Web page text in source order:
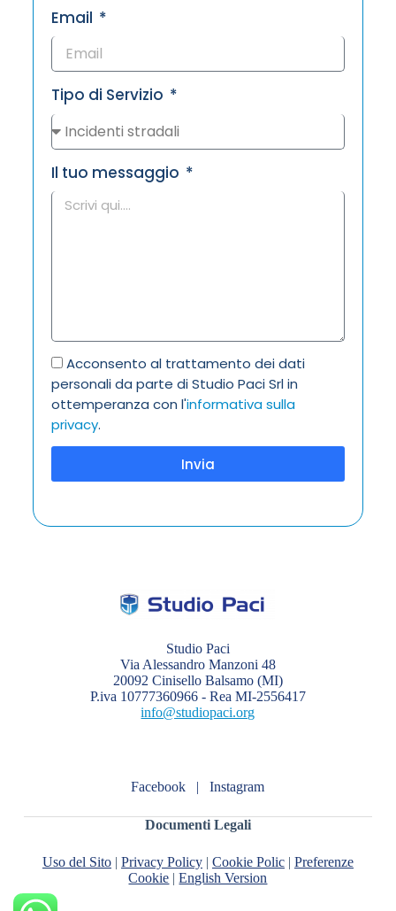
Email
Tipo di Servizio
Il tuo messaggio
Acconsento al trattamento dei dati
personali da parte di Studio Paci Srl in
ottemperanza con l'informativa sulla
privacy.
Invia
Studio Paci
Via Alessandro Manzoni 48
20092 Cinisello Balsamo (MI)
P.iva 10777360966 - Rea MI-2556417
info@studiopaci.org
Facebook |Instagram
Documenti Legali
Uso del Sito| Privacy Policy| Cookie Polic| Preferenze
Cookie |English Version